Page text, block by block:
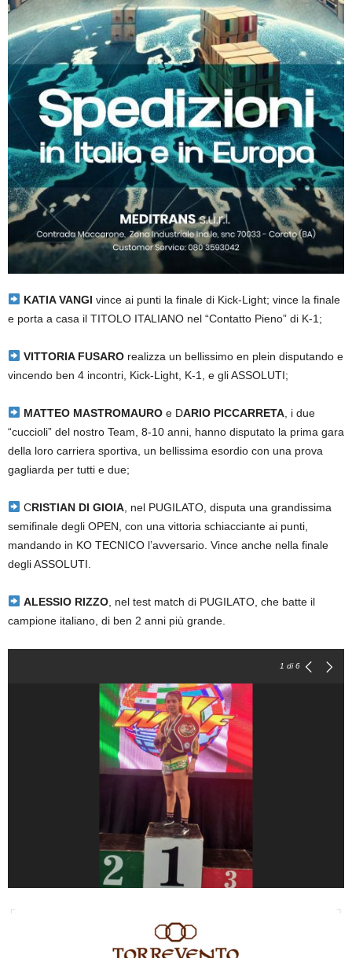
KATIA VANGI vince ai punti la finale di Kick-Light; vince la finale
e porta a casa il TITOLO ITALIANO nel “Contatto Pieno” di K-1;
VITTORIA FUSAROrealizza un bellissimo en plein disputando e
vincendo ben 4 incontri, Kick-Light, K-1, e gli ASSOLUTI;
MATTEO MASTROMAUROe DARIO PICCARRETA, i due
“cuccioli” del nostro Team, 8-10 anni, hanno disputato la prima gara
della loro carriera sportiva, un bellissima esordio con una prova
gagliarda per tutti e due;
CRISTIAN DI GIOIA, nel PUGILATO, disputa una grandissima
semifinale degli OPEN, con una vittoria schiacciante ai punti,
mandando in KO TECNICO l’avversario. Vince anche nella finale
degli ASSOLUTI.
ALESSIO RIZZO, nel test match di PUGILATO, che batte il
campione italiano, di ben 2 anni più grande.
1 di 6